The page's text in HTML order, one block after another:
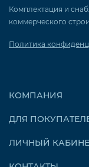
Комплектация и
коммерческого
Политика
КОМПАНИЯ
ДЛЯ
ЛИЧНЫЙ